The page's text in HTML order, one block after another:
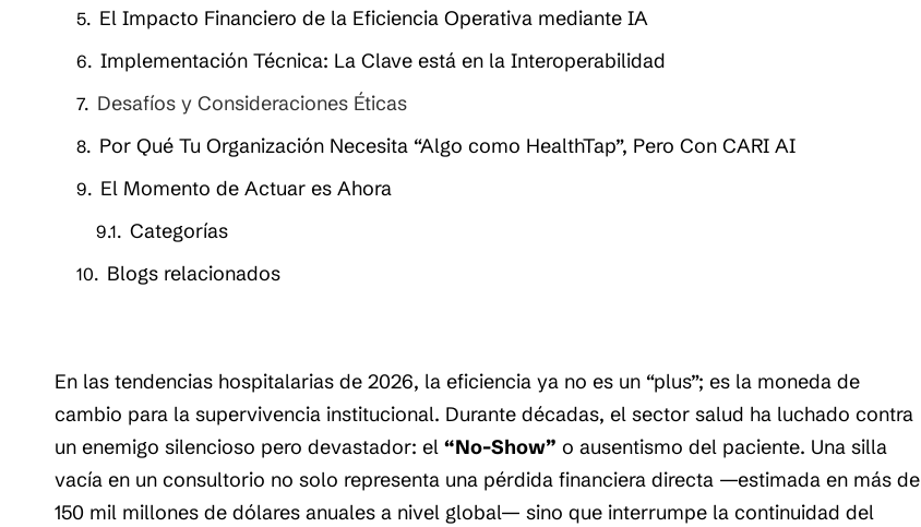
El Impacto Financiero de la Eficiencia Operativa mediante IA
Implementación Técnica: La Clave está en la Interoperabilidad
Desafíos y Consideraciones Éticas
Por Qué Tu Organización Necesita “Algo como HealthTap”, Pero Con CARI AI
El Momento de Actuar es Ahora
Categorías
Blogs relacionados
En las tendencias hospitalarias de 2026, la eficiencia ya no es un “plus”; es la moneda de
cambio para la supervivencia institucional. Durante décadas, el sector salud ha luchado contra
un enemigo silencioso pero devastador: el “No-Show” o ausentismo del paciente. Una silla
vacía en un consultorio no solo representa una pérdida financiera directa —estimada en más de
150 mil millones de dólares anuales a nivel global— sino que interrumpe la continuidad del